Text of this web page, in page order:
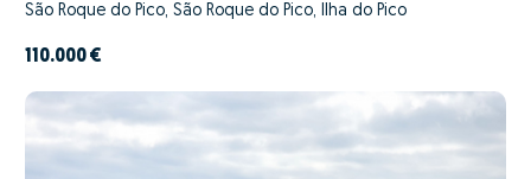
São Roque do Pico, São Roque do Pico, Ilha do Pico
110.000 €